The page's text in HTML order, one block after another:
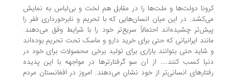
دولت‌ها و ملت‌ها را در مقابل هم لخت و بی‌لباس به نمایش
در این میان انسان‌هایی که با تحریم و نابرخورداری فقر را
چشیده‌اند احتمالاً سریع‌تر خود را با شرایط وفق می‌دهند.
ایرانیانی که حتی برای خرید دارو و ماسک تحت تحریم بوده‌اند
حتی بتوانند بازاری برای تولید برخی محصولات برای خود در
کسب کنند… از آن سو گرفتارترها در مواجهه با این پدیده
انسانی‌تر از خود نشان می‌دهند. امروز در افغانستان مردم